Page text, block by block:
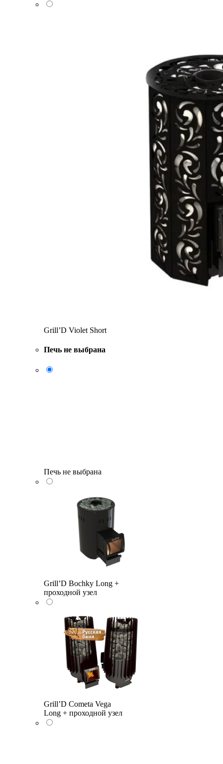
Grill’D Violet Short
Печь не выбрана
Печь не выбрана
Grill’D Bochky Long +
проходной узел
Grill’D Cometa Vega
Long + проходной узел